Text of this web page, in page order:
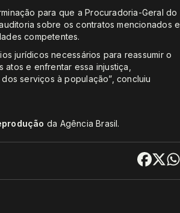
para que a Procuradoria-Geral do
sobre os contratos mencionados e
competentes.
jurídicos necessários para reassumir o
e enfrentar essa injustiça,
serviços à população”, concluiu
da Agência Brasil.